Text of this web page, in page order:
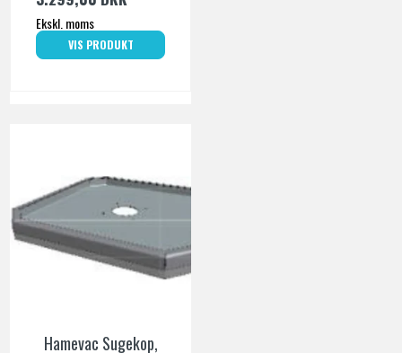
Ekskl. moms
VIS PRODUKT
Hamevac Sugekop,